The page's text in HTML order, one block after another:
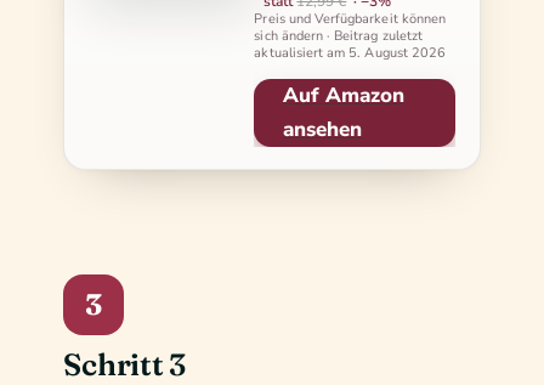
Preis und Verfügbarkeit können
sich ändern · Beitrag zuletzt
aktualisiert am 5. August 2026
Auf Amazon
ansehen
3
Schritt 3